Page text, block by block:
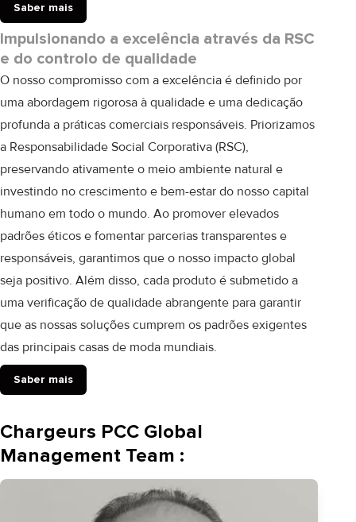
Saber mais
Impulsionando a excelência através da RSC
e do controlo de qualidade
O nosso compromisso com a excelência é definido por
uma abordagem rigorosa à qualidade e uma dedicação
profunda a práticas comerciais responsáveis. Priorizamos
a Responsabilidade Social Corporativa (RSC),
preservando ativamente o meio ambiente natural e
investindo no crescimento e bem-estar do nosso capital
humano em todo o mundo. Ao promover elevados
padrões éticos e fomentar parcerias transparentes e
responsáveis, garantimos que o nosso impacto global
seja positivo. Além disso, cada produto é submetido a
uma verificação de qualidade abrangente para garantir
que as nossas soluções cumprem os padrões exigentes
das principais casas de moda mundiais.
Saber mais
Chargeurs PCC Global
Management Team :